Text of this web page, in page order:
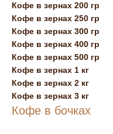
Кофе в зернах 200 гр
Кофе в зернах 250 гр
Кофе в зернах 300 гр
Кофе в зернах 400 гр
Кофе в зернах 500 гр
Кофе в зернах 1 кг
Кофе в зернах 2 кг
Кофе в зернах 3 кг
Кофе в бочках